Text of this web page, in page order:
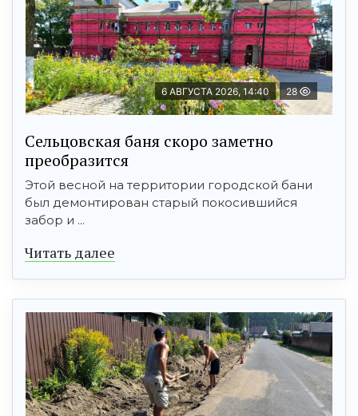
6 АВГУСТА 2026, 14:40 28
Сельцовская баня скоро заметно
преобразится
Этой весной на территории городской бани
был демонтирован старый покосившийся
забор и ...
Читать далее